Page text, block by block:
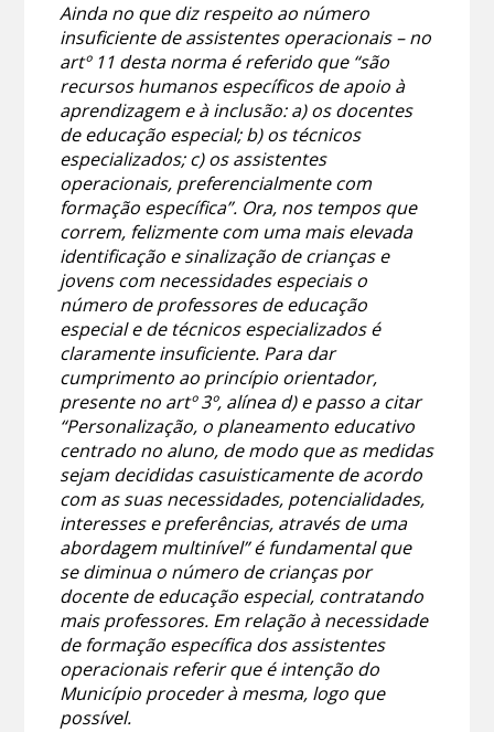
Ainda no que diz respeito ao número
insuficiente de assistentes operacionais – no
artº 11 desta norma é referido que “são
recursos humanos específicos de apoio à
aprendizagem e à inclusão: a) os docentes
de educação especial; b) os técnicos
especializados; c) os assistentes
operacionais, preferencialmente com
formação específica”. Ora, nos tempos que
correm, felizmente com uma mais elevada
identificação e sinalização de crianças e
jovens com necessidades especiais o
número de professores de educação
especial e de técnicos especializados é
claramente insuficiente. Para dar
cumprimento ao princípio orientador,
presente no artº 3º, alínea d) e passo a citar
“Personalização, o planeamento educativo
centrado no aluno, de modo que as medidas
sejam decididas casuisticamente de acordo
com as suas necessidades, potencialidades,
interesses e preferências, através de uma
abordagem multinível” é fundamental que
se diminua o número de crianças por
docente de educação especial, contratando
mais professores. Em relação à necessidade
de formação específica dos assistentes
operacionais referir que é intenção do
Município proceder à mesma, logo que
possível.